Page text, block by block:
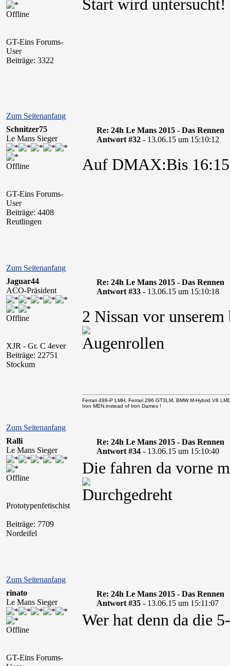
Offline
GT-Eins Forums-
User
Beiträge: 3322
Start wird untersucht!
Zum Seitenanfang
Schnitzer75
Le Mans Sieger
Offline
GT-Eins Forums-
User
Beiträge: 4408
Reutlingen
Re: 24h Le Mans 2015 - Das Rennen
Antwort #32 - 13.06.15 um 15:10:12
Auf DMAX:Bis
Zum Seitenanfang
Jaguar44
ACO-Präsident
Offline
XJR - Gr. C 4ever
Beiträge: 22751
Stockum
Re: 24h Le Mans 2015 - Das Rennen
Antwort #33 - 13.06.15 um 15:10:18
2 Nissan vor
Zum Seitenanfang
Ferrari 499-P LMH, Ferrari 296 GT3LM, BMW M-Hybrid V8
Iron MEN.instead of Iron Dames !
Ralli
Le Mans Sieger
Offline
Prototypenfetischist
Beiträge: 7709
Nordeifel
Re: 24h Le Mans 2015 - Das Rennen
Antwort #34 - 13.06.15 um 15:10:40
Die fahren da vorne
Zum Seitenanfang
rinato
Le Mans Sieger
Offline
GT-Eins Forums-
Re: 24h Le Mans 2015 - Das Rennen
Antwort #35 - 13.06.15 um 15:11:07
Wer hat denn da die